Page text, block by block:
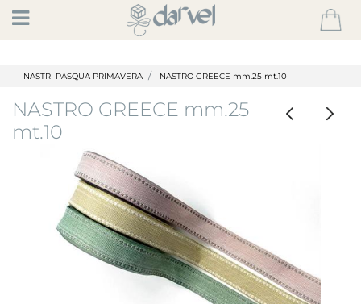
Open
NASTRI PASQUA PRIMAVERA NASTRO GREECE mm.25 mt.10
NASTRO GREECE mm.25
mt.10